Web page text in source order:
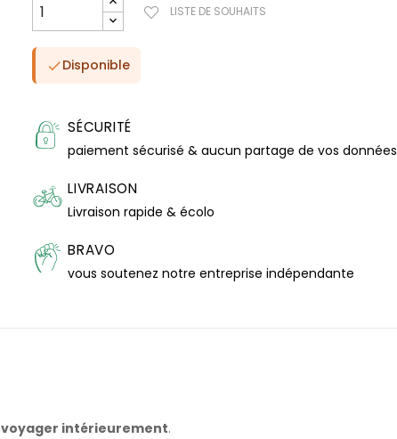
LISTE DE SOUHAITS
Disponible
SÉCURITÉ
paiement sécurisé & aucun partage de vos données
LIVRAISON
Livraison rapide & écolo
BRAVO
vous soutenez notre entreprise indépendante
voyager intérieurement.